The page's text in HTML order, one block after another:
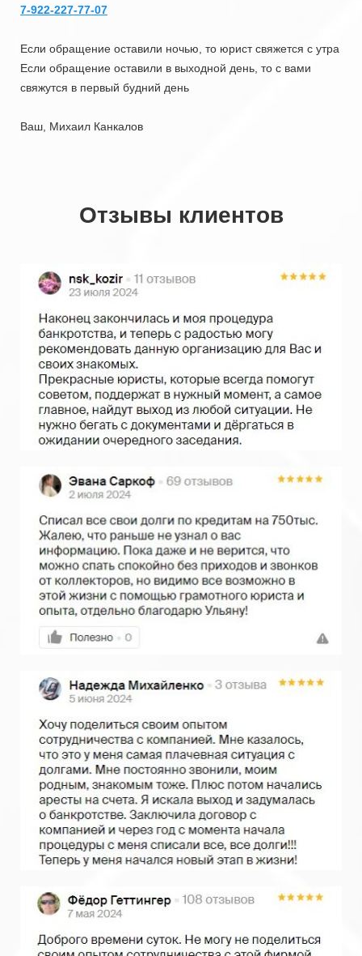
7-922-227-77-07
Если обращение оставили ночью, то юрист свяжется с утра
Если обращение оставили в выходной день, то с вами
свяжутся в первый будний день
Ваш, Михаил Канкалов
Отзывы клиентов